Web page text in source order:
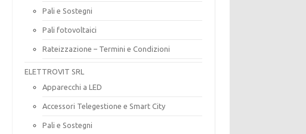
Pali e Sostegni
Pali fotovoltaici
Rateizzazione – Termini e Condizioni
ELETTROVIT SRL
Apparecchi a LED
Accessori Telegestione e Smart City
Pali e Sostegni